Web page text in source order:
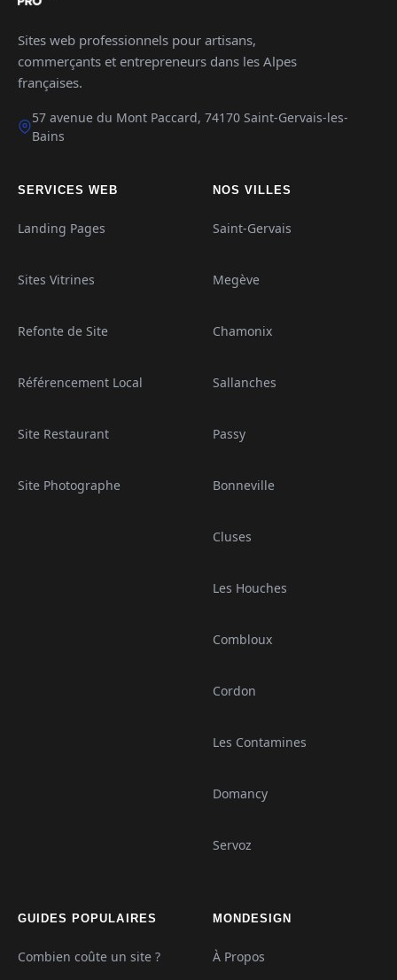
Sites web professionnels pour artisans,
commerçants et entrepreneurs dans les Alpes
françaises.
57 avenue du Mont Paccard, 74170 Saint-Gervais-les-
Bains
SERVICES WEB
Landing Pages
Sites Vitrines
Refonte de Site
Référencement Local
Site Restaurant
Site Photographe
NOS VILLES
Saint-Gervais
Megève
Chamonix
Sallanches
Passy
Bonneville
Cluses
Les Houches
Combloux
Cordon
Les Contamines
Domancy
Servoz
GUIDES POPULAIRES
Combien coûte un site ?
MONDESIGN
À Propos